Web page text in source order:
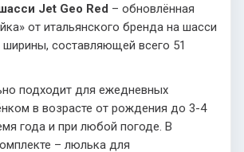
Jet Geo Red – обновлённая
от итальянского бренда на шасси
ширины, составляющей всего 51
подходит для ежедневных
в возрасте от рождения до 3-4
года и при любой погоде. В
– люлька для